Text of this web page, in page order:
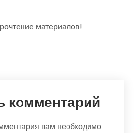
материалов!
комментарий
вам необходимо